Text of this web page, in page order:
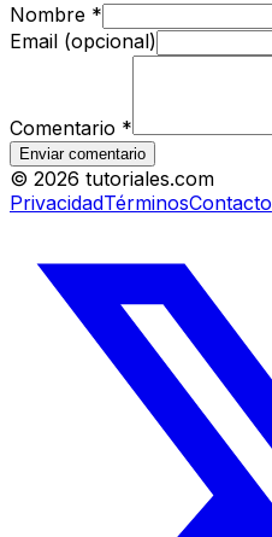
Nombre *
Email (opcional)
Comentario *
Enviar comentario
© 2026 tutoriales.com
PrivacidadTérminosContacto